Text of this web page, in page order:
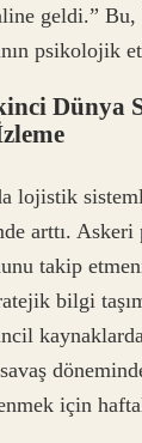
geldi.”
psikolojik
Dünya
lojistik
arttı. Askeri
takip
bilgi
için